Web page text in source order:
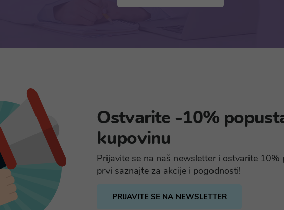
Ostvarite -10%
kupovinu
Prijavite se na naš newsletter i ostvarite
prvi saznajte za akcije i pogodnosti!
PRIJAVITE SE NA NEWSLETTER